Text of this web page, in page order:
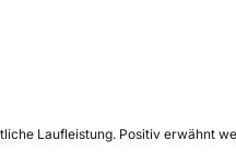
Laufleistung. Positiv erwähnt